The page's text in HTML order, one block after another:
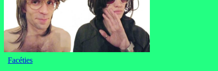
Facéties